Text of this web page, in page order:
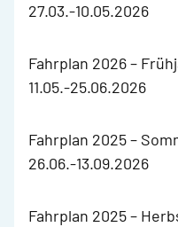
27.03.-10.05.2026
Fahrplan 2026 –
11.05.-25.06.2026
Fahrplan 2025 –
26.06.-13.09.2026
Fahrplan 2025 –